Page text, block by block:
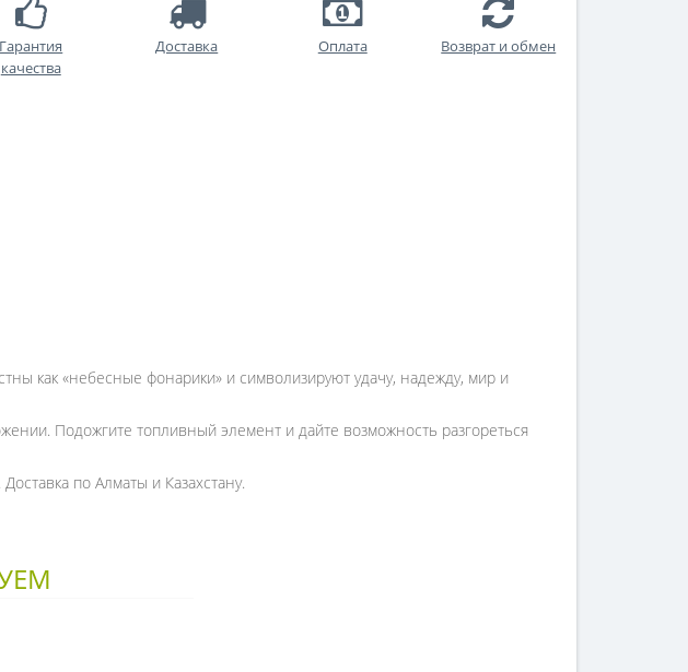
Гарантия
качества
Доставка Оплата Возврат и обмен
как «небесные фонарики» и символизируют удачу, надежду, мир и
Подожгите топливный элемент и дайте возможность разгореться
по Алматы и Казахстану.